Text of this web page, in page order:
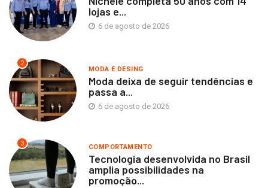
lojas e...
6 de agosto de 2026
2
MODA E DESING
Moda deixa de seguir tendências e
passa a...
6 de agosto de 2026
3 COMPORTAMENTO
Tecnologia desenvolvida no Brasil
amplia possibilidades na
promoção...